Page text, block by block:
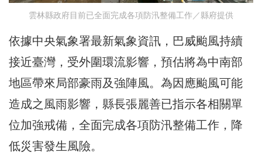
雲林縣政府目前已全面完成各項防汛整備工作／縣府提供
依據中央氣象署最新氣象資訊，巴威颱風持續
接近臺灣，受外圍環流影響，預估將為中南部
地區帶來局部豪雨及強陣風。為因應颱風可能
造成之風雨影響，縣長張麗善已指示各相關單
位加強戒備，全面完成各項防汛整備工作，降
低災害發生風險。